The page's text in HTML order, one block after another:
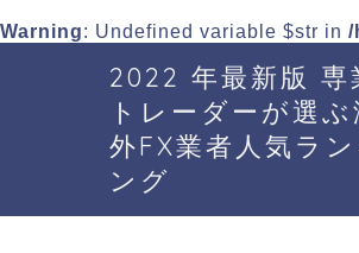
Warning: Undefined variable $str in /
2022 年最新版 専
トレーダーが選ぶ
外FX業者人気ラン
ング